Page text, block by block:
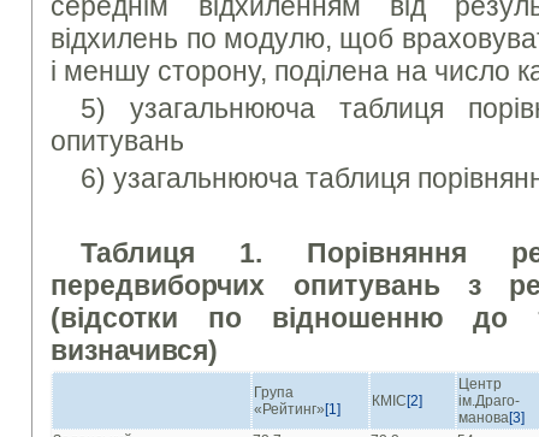
відхилень по модулю, щоб
і меншу сторону, поділена на число
5) узагальнююча таблиця
опитувань
6) узагальнююча таблиця
Таблиця 1. Порівняння
передвиборчих опитувань з
(відсотки по відношенню
визначився)
Група
«Рейтинг» [1] КМІС [2]
Центр
ім.Драго-
манова[3]